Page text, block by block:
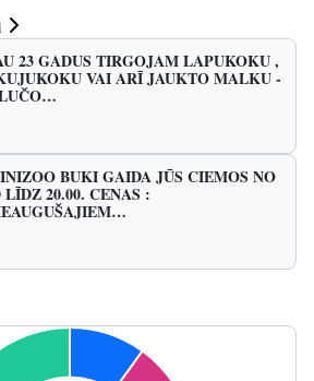
23 GADUS TIRGOJAM LAPUKOKU ,
VAI ARĪ JAUKTO MALKU -
BUKI GAIDA JŪS CIEMOS NO
LĪDZ 20.00. CENAS :